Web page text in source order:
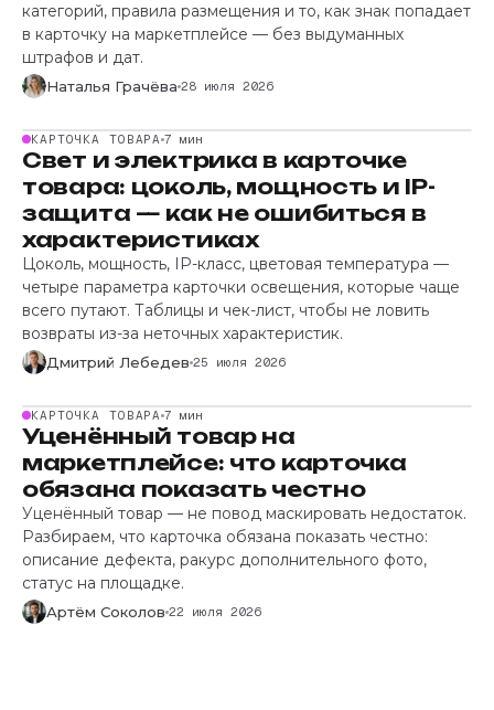
категорий, правила размещения и то, как знак попадает
в карточку на маркетплейсе — без выдуманных
штрафов и дат.
Наталья Грачёва 28 июля 2026
КАРТОЧКА ТОВАРА 7 мин
Свет и электрика в карточке
товара: цоколь, мощность и IP-
защита — как не ошибиться в
характеристиках
Цоколь, мощность, IP-класс, цветовая температура —
четыре параметра карточки освещения, которые чаще
всего путают. Таблицы и чек-лист, чтобы не ловить
возвраты из-за неточных характеристик.
Дмитрий Лебедев 25 июля 2026
КАРТОЧКА ТОВАРА 7 мин
Уценённый товар на
маркетплейсе: что карточка
обязана показать честно
Уценённый товар — не повод маскировать недостаток.
Разбираем, что карточка обязана показать честно:
описание дефекта, ракурс дополнительного фото,
статус на площадке.
Артём Соколов 22 июля 2026